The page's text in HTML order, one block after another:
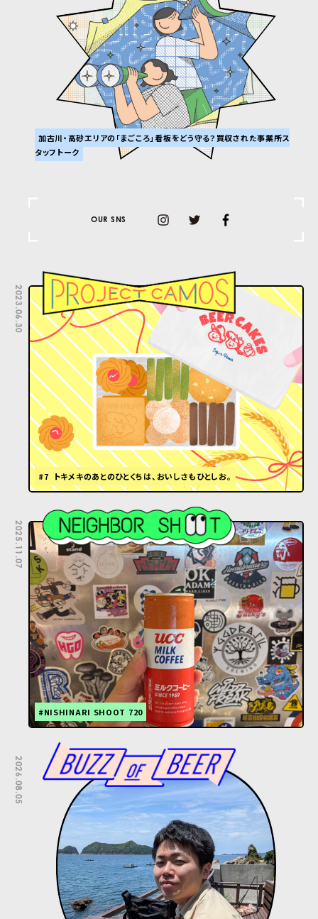
加古川・高砂エリアの「まごころ」看板をどう守る？買収された事業所ス
タッフトーク
OUR SNS
2023.06.30
#7 トキメキのあとのひとくちは、おいしさもひとしお。
2025.11.07
#NISHINARI SHOOT 720
2026.08.05